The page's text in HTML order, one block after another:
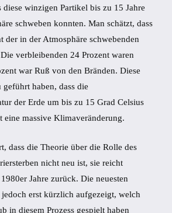
diese winzigen Partikel bis zu 15 Jahre
schweben konnten. Man schätzt, dass
der in der Atmosphäre schwebenden
verbleibenden 24 Prozent waren
war Ruß von den Bränden. Diese
haben, dass die
der Erde um bis zu 15 Grad Celsius
eine massive Klimaveränderung.
dass die Theorie über die Rolle des
nicht neu ist, sie reicht
Jahre zurück. Die neuesten
jedoch erst kürzlich aufgezeigt, welch
in diesem Prozess gespielt haben